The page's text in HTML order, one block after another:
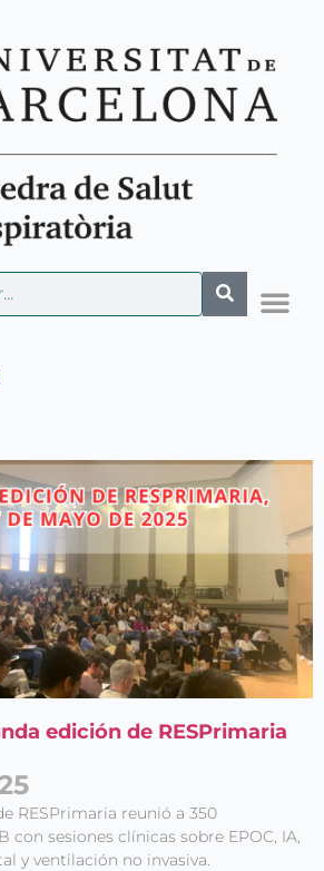
edición de RESPrimaria
RESPrimaria reunió a 350
con sesiones clínicas sobre EPOC, IA,
y ventilación no invasiva.